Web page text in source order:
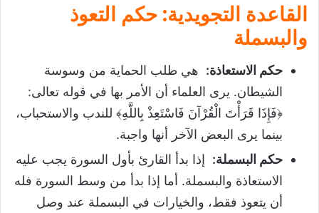
القاعدة التجويدية: حكم التعوذ
والبسملة
حكم الاستعاذة: هي طلب الحماية من وسوسة
الشيطان. يرى العلماء أن الأمر بها في قوله تعالى:
﴿فَإِذَا قَرَأْتَ الْقُرْآنَ فَاسْتَعِذْ بِاللَّهِ﴾ للندب والاستحباب،
بينما يرى البعض الآخر أنها واجبة.
حكم البسملة: إذا بدأ القارئ بأول السورة يجب عليه
الاستعاذة والبسملة. أما إذا بدأ من وسط السورة فله
أن يتعوذ فقط، والخيارات في البسملة عند وصل